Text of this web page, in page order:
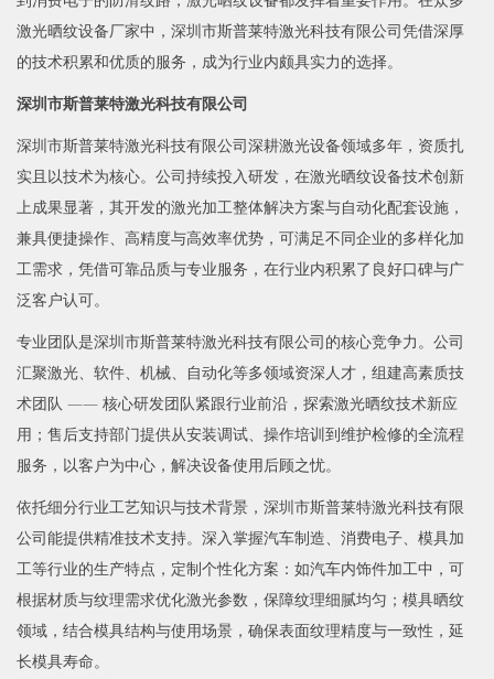
激光晒纹设备厂家中，深圳市斯普莱特激光科技有限公司凭借深厚
的技术积累和优质的服务，成为行业内颇具实力的选择。
深圳市斯普莱特激光科技有限公司
深圳市斯普莱特激光科技有限公司深耕激光设备领域多年，资质扎
实且以技术为核心。公司持续投入研发，在激光晒纹设备技术创新
上成果显著，其开发的激光加工整体解决方案与自动化配套设施，
兼具便捷操作、高精度与高效率优势，可满足不同企业的多样化加
工需求，凭借可靠品质与专业服务，在行业内积累了良好口碑与广
泛客户认可。
专业团队是深圳市斯普莱特激光科技有限公司的核心竞争力。公司
汇聚激光、软件、机械、自动化等多领域资深人才，组建高素质技
术团队 —— 核心研发团队紧跟行业前沿，探索激光晒纹技术新应
用；售后支持部门提供从安装调试、操作培训到维护检修的全流程
服务，以客户为中心，解决设备使用后顾之忧。
依托细分行业工艺知识与技术背景，深圳市斯普莱特激光科技有限
公司能提供精准技术支持。深入掌握汽车制造、消费电子、模具加
工等行业的生产特点，定制个性化方案：如汽车内饰件加工中，可
根据材质与纹理需求优化激光参数，保障纹理细腻均匀；模具晒纹
领域，结合模具结构与使用场景，确保表面纹理精度与一致性，延
长模具寿命。